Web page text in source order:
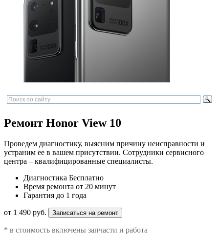
Ремонт Honor View 10
Проведем диагностику, выясним причину неисправности и
устраним ее в вашем присутствии. Сотрудники сервисного
центра – квалифицированные специалисты.
Диагностика Бесплатно
Время ремонта от 20 минут
Гарантия до 1 года
от 1 490 руб. Записаться на ремонт
* в стоимость включены запчасти и работа